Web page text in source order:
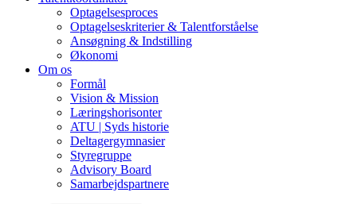
Optagelsesproces
Optagelseskriterier & Talentforståelse
Ansøgning & Indstilling
Økonomi
Om os
Formål
Vision & Mission
Læringshorisonter
ATU | Syds historie
Deltagergymnasier
Styregruppe
Advisory Board
Samarbejdspartnere